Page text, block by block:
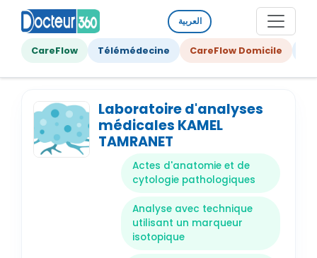
العربية
CareFlow Télémédecine CareFlow Domicile
Laboratoire d'analyses
médicales KAMEL
TAMRANET
Actes d'anatomie et de
cytologie pathologiques
Analyse avec technique
utilisant un marqueur
isotopique